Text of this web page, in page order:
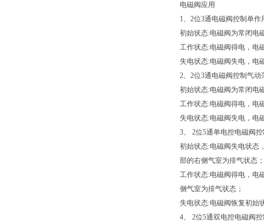
电磁阀应用
1、2位3通电磁阀控制单作
初始状态:电磁阀为常闭电
工作状态:电磁阀得电，电
失电状态:电磁阀失电，电
2、2位3通电磁阀控制气动
初始状态:电磁阀为常闭电
工作状态:电磁阀得电，电
失电状态:电磁阀失电，电
3、 2位5通单电控电磁阀
初始状态:电磁阀失电状态
部的右侧气室为排气状态；
工作状态:电磁阀得电，电
侧气室为排气状态；
失电状态:电磁阀恢复初始
4、 2位5通双电控电磁阀